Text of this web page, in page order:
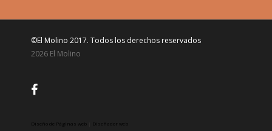
©El Molino 2017. Todos los derechos reservados
2026 El Molino
Diseño de Páginas web| Diseñador web
su experiencia en nuestra web. Al
continuar navegando por este sitio
usted acepta el uso de cookies propias